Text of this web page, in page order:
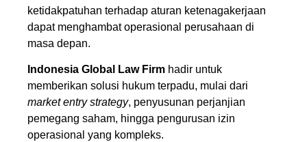
ketidakpatuhan terhadap aturan ketenagakerjaan
dapat menghambat operasional perusahaan di
masa depan.
Indonesia Global Law Firm hadir untuk
memberikan solusi hukum terpadu, mulai dari
market entry strategy, penyusunan perjanjian
pemegang saham, hingga pengurusan izin
operasional yang kompleks.